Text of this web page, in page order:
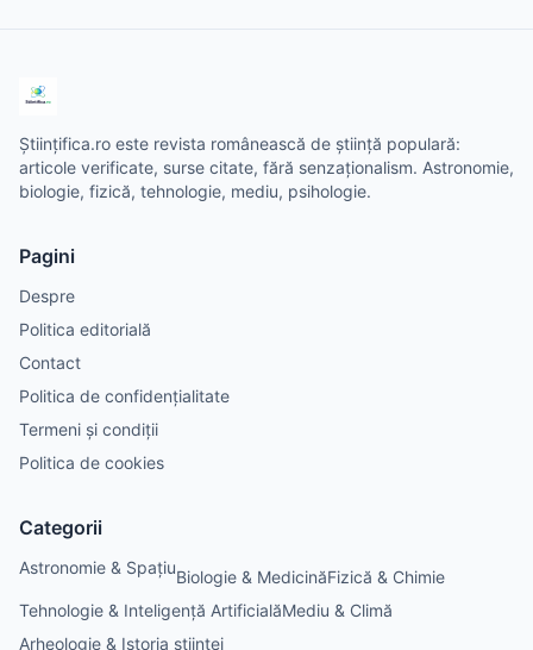
Științifica.ro este revista românească de știință populară:
articole verificate, surse citate, fără senzaționalism. Astronomie,
biologie, fizică, tehnologie, mediu, psihologie.
Pagini
Despre
Politica editorială
Contact
Politica de confidențialitate
Termeni și condiții
Politica de cookies
Categorii
Astronomie & SpațiuBiologie & MedicinăFizică & Chimie
Tehnologie & Inteligență ArtificialăMediu & Climă
Arheologie & Istoria științei